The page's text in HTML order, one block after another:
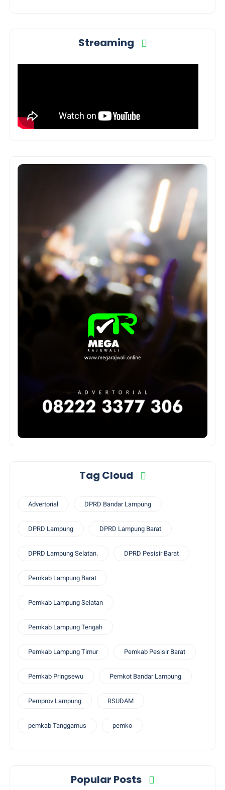
Streaming
Tag Cloud
Advertorial DPRD Bandar Lampung
DPRD Lampung DPRD Lampung Barat
DPRD Lampung Selatan. DPRD Pesisir Barat
Pemkab Lampung Barat
Pemkab Lampung Selatan
Pemkab Lampung Tengah
Pemkab Lampung Timur Pemkab Pesisir Barat
Pemkab Pringsewu Pemkot Bandar Lampung
Pemprov Lampung RSUDAM
pemkab Tanggamus pemko
Popular Posts